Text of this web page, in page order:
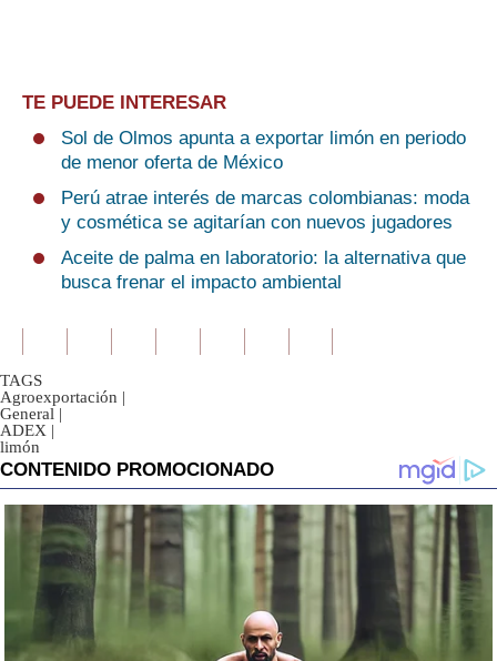
TE PUEDE INTERESAR
Sol de Olmos apunta a exportar limón en periodo
de menor oferta de México
Perú atrae interés de marcas colombianas: moda
y cosmética se agitarían con nuevos jugadores
Aceite de palma en laboratorio: la alternativa que
busca frenar el impacto ambiental
TAGS
Agroexportación |
General |
ADEX |
limón